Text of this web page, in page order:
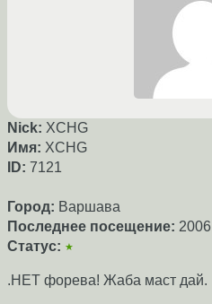
Nick: XCHG
Имя: XCHG
ID: 7121
Город: Варшава
Последнее посещение: 2006
Статус: ★
.НЕТ форева! Жаба маст дай.